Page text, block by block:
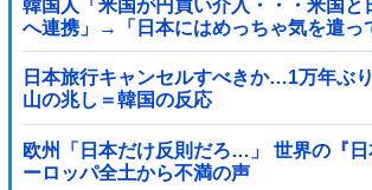
韓国人「米国が円買い介入・・・米国と
へ連携」→「日本にはめっちゃ気を遣っ
「ウォンも救ってくれ・・・」
日本旅行キャンセルすべきか…1万年ぶ
山の兆し＝韓国の反応
欧州「日本だけ反則だろ…」 世界の『日
ーロッパ全土から不満の声